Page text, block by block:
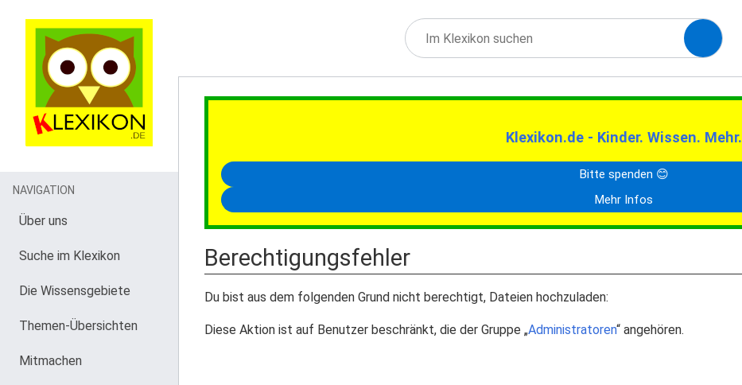
Klexikon.de - Kinder. Wissen. Mehr.
Bitte spenden 😊
Mehr Infos
Berechtigungsfehler
Du bist aus dem folgenden Grund nicht berechtigt, Dateien hochzuladen:
Diese Aktion ist auf Benutzer beschränkt, die der Gruppe „Administratoren“ angehören.
NAVIGATION
Über uns
Suche im Klexikon
Die Wissensgebiete
Themen-Übersichten
Mitmachen